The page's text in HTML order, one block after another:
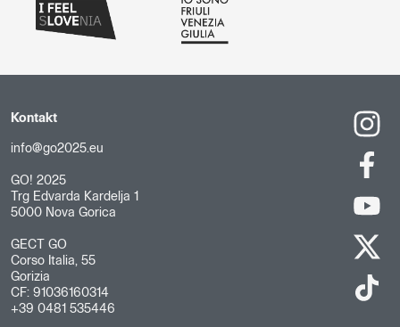
Kontakt
info@go2025.eu
GO! 2025
Trg Edvarda Kardelja 1
5000 Nova Gorica
GECT GO
Corso Italia, 55
Gorizia
CF: 91036160314
+39 0481 535446